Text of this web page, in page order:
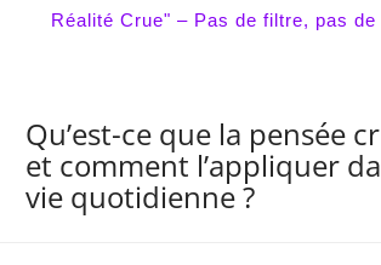
Réalité Crue" – Pas de filtre, pas de
Qu’est-ce que la pensée
et comment l’appliquer
vie quotidienne ?